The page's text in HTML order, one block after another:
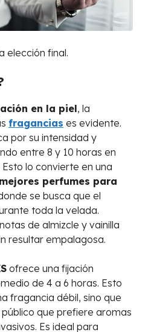
elección final.
en la piel, la
fragancias es evidente.
por su intensidad y
entre 8 y 10 horas en
lo convierte en una
mejores perfumes para
se busca que el
toda la velada.
de almizcle y vainilla
resultar empalagosa.
ofrece una fijación
de 4 a 6 horas. Esto
fragancia débil, sino que
que prefiere aromas
Es ideal para